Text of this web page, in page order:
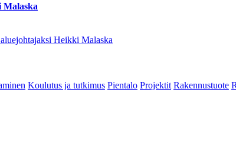
Malaska
Heikki Malaska
Koulutus ja tutkimus Pientalo Projektit Rakennustuote